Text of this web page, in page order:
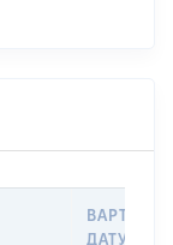
ВАРТІСТЬ
ДАТУ